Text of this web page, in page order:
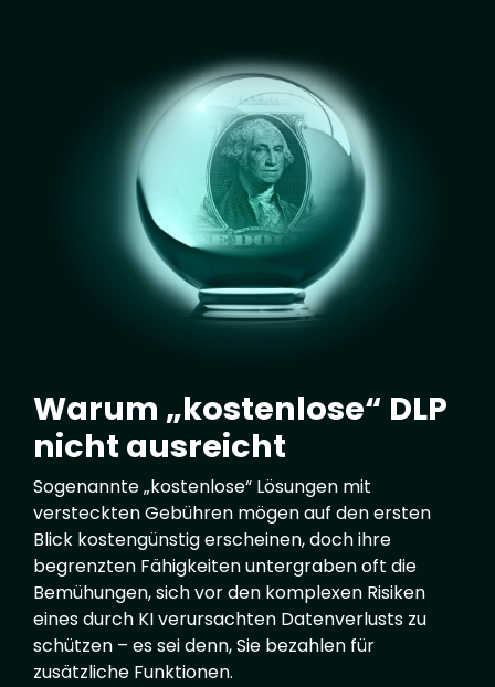
Warum „kostenlose“ DLP
nicht ausreicht
Sogenannte „kostenlose“ Lösungen mit
versteckten Gebühren mögen auf den ersten
Blick kostengünstig erscheinen, doch ihre
begrenzten Fähigkeiten untergraben oft die
Bemühungen, sich vor den komplexen Risiken
eines durch KI verursachten Datenverlusts zu
schützen – es sei denn, Sie bezahlen für
zusätzliche Funktionen.